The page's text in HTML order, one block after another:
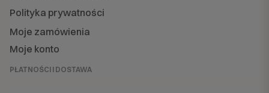
Polityka prywatności
Moje zamówienia
Moje konto
PŁATNOŚCI I DOSTAWA